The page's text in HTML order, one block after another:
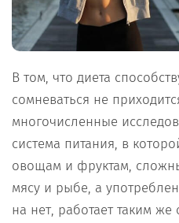
В том, что диета
сомневаться не
многочисленные
система питания, в
овощам и фруктам,
мясу и рыбе, а
на нет, работает таким